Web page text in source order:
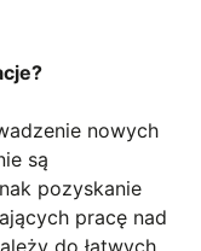
nowych
są
pozyskanie
pracę nad
do łatwych